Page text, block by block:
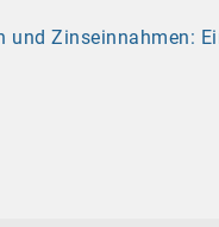
und Zinseinnahmen: